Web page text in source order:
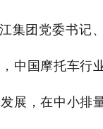
集团党委书记
中国摩托车行
展，在中小排